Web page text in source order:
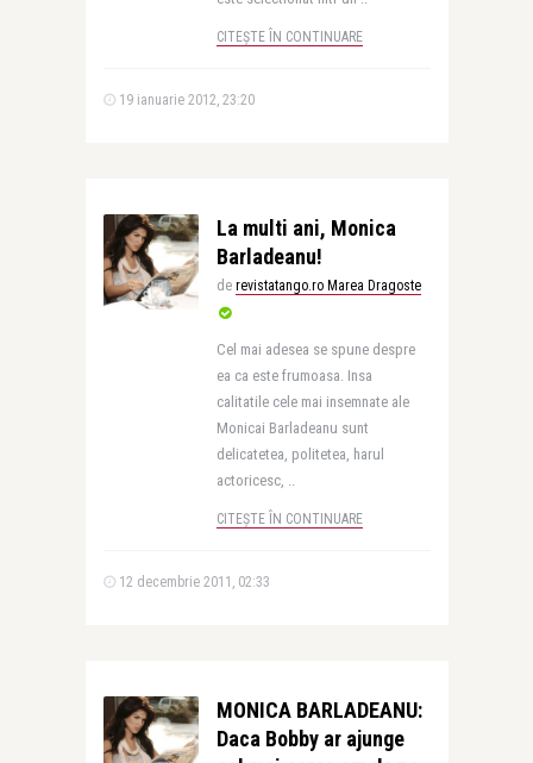
CITEȘTE ÎN CONTINUARE
19 ianuarie 2012, 23:20
La multi ani, Monica
Barladeanu!
de revistatango.ro Marea Dragoste
Cel mai adesea se spune despre
ea ca este frumoasa. Insa
calitatile cele mai insemnate ale
Monicai Barladeanu sunt
delicatetea, politetea, harul
actoricesc, ..
CITEȘTE ÎN CONTINUARE
12 decembrie 2011, 02:33
MONICA BARLADEANU:
Daca Bobby ar ajunge